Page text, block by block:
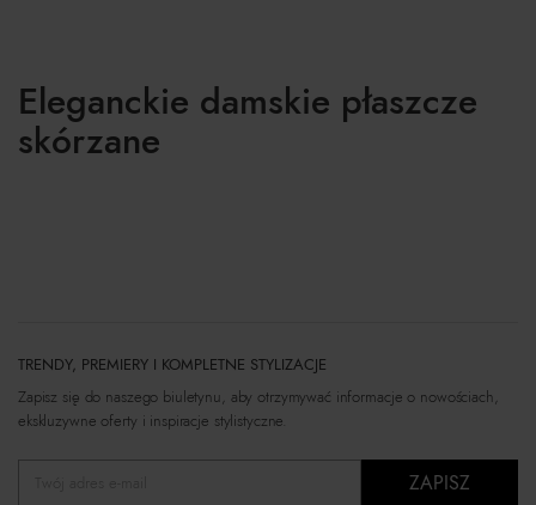
Eleganckie damskie płaszcze
skórzane
TRENDY, PREMIERY I KOMPLETNE STYLIZACJE
Zapisz się do naszego biuletynu, aby otrzymywać informacje o nowościach,
ekskluzywne oferty i inspiracje stylistyczne.
ZAPISZ